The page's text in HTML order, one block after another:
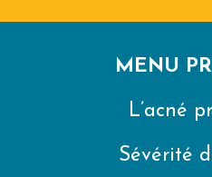
MENU
L’acné
Sévérité